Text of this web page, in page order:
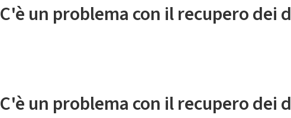
C'è un problema con il recupero dei
C'è un problema con il recupero dei